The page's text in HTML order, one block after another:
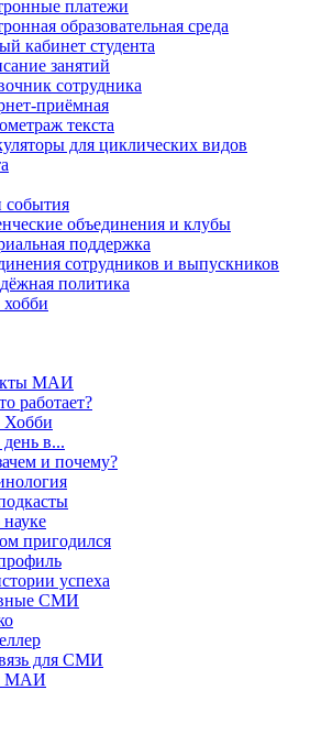
платежи
образовательная среда
кабинет студента
занятий
сотрудника
приёмная
текста
для циклических видов
объединения и клубы
поддержка
сотрудников и выпускников
политика
МАИ
работает?
в...
и почему?
пригодился
успеха
СМИ
для СМИ
МАИ